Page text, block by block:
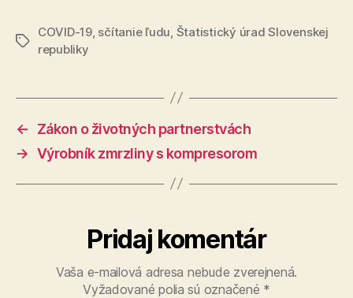
Značky
COVID-19, sčítanie ľudu Štatistický úrad Slovenskej
republiky
←
Zákon o životných partnerstvách
→ Výrobník zmrzliny s kompresorom
Pridaj komentár
Vaša e-mailová adresa nebude zverejnená.
Vyžadované polia sú označené *